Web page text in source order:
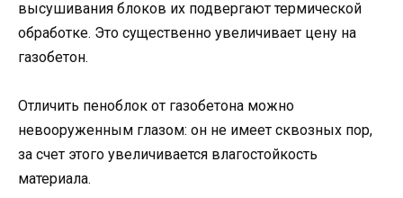
высушивания блоков их подвергают термической
обработке. Это существенно увеличивает цену на
газобетон.
Отличить пеноблок от газобетона можно
невооруженным глазом: он не имеет сквозных пор,
за счет этого увеличивается влагостойкость
материала.